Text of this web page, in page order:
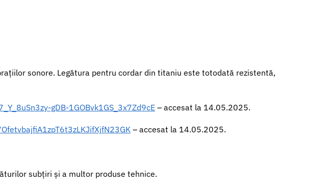
sonore. Legătura pentru cordar din titaniu este totodată rezistentă,
gDB-1GOBvk1GS_3x7Zd9cE – accesat la 14.05.2025.
– accesat la 14.05.2025.
subțiri și a multor produse tehnice.